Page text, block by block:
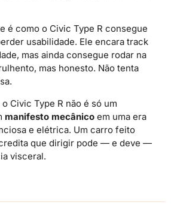
é como o Civic Type R consegue
usabilidade. Ele encara track
mas ainda consegue rodar na
mas honesto. Não tenta
Civic Type R não é só um
manifesto mecânico em uma era
e elétrica. Um carro feito
que dirigir pode — e deve —
visceral.